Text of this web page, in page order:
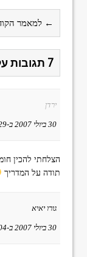
← למאמר
7 תגובות על אז כמה חומוס אתם אוכלים?
ירדן
30 ביולי 2007 ב-01:29
הצלחתי להכין
תודה על המדריך
גורו יאיא
30 ביולי 2007 ב-08:04